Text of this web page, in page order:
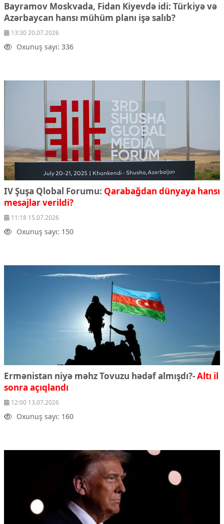
Bayramov Moskvada, Fidan Kiyevdə idi: Türkiyə və
Azərbaycan hansı mühüm planı işə salıb?
13:30 20.07.2026
Oxunuş sayı: 336
IV Şuşa Qlobal Forumu: Qarabağdan dünyaya hansı
mesajlar verildi?
11:18 15.07.2026
Oxunuş sayı: 150
Ermənistan niyə məhz Tovuzu hədəf almışdı?-Altı il
sonra açıqlandı
12:00 13.07.2026
Oxunuş sayı: 160